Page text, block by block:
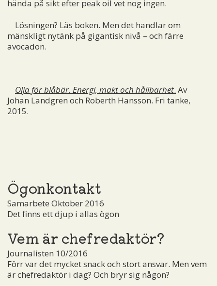
hända på sikt efter peak oil vet nog ingen.
Lösningen? Läs boken. Men det handlar om
mänskligt nytänk på gigantisk nivå – och färre
avocadon.
Olja för blåbär. Energi, makt och hållbarhet. Av
Johan Landgren och Roberth Hansson. Fri tanke,
2015.
Ögonkontakt
Samarbete Oktober 2016
Det finns ett djup i allas ögon
Vem är chefredaktör?
Journalisten 10/2016
Förr var det mycket snack och stort ansvar. Men vem
är chefredaktör i dag? Och bryr sig någon?